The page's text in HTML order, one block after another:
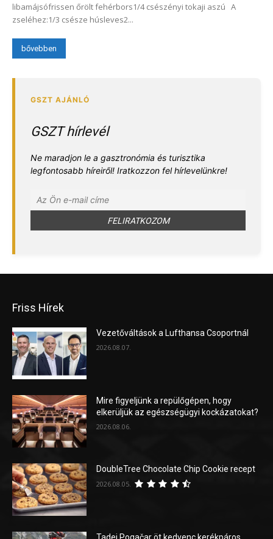
libamájsófrissen őrölt fehérbors1/4 csészényi tokaji aszú A
zseléhez:1/3 csésze húsleves2...
bővebben
GSZT hírlevél
Ne maradjon le a gasztronómia és turisztika
legfontosabb híreiről! Iratkozzon fel hírlevelünkre!
Friss Hírek
Vezetőváltások a Lufthansa Csoportnál
2026.08.07.
Mire figyeljünk a repülőgépen, hogy
elkerüljük az egészségügyi kockázatokat?
2026.08.06.
DoubleTree Chocolate Chip Cookie recept
2026.08.05.
Tadej Pogačar öt kedvenc kerékpáros